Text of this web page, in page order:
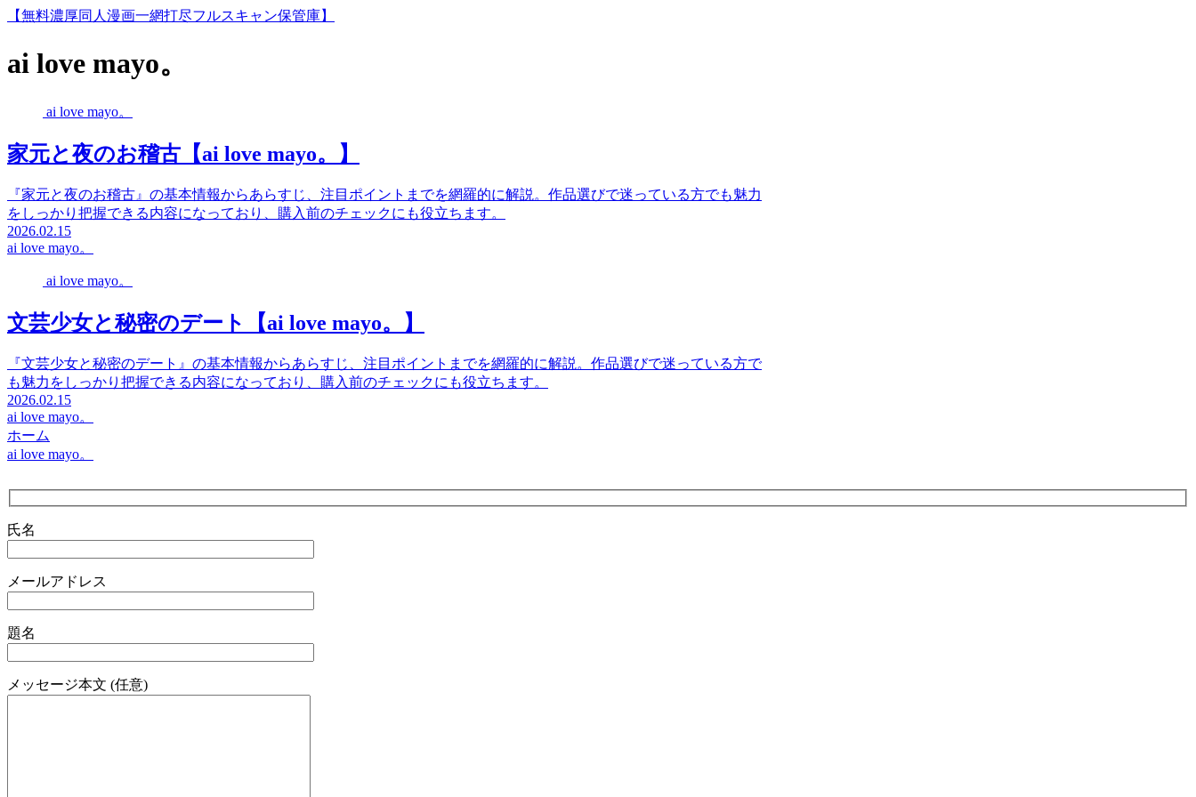
【無料濃厚同人漫画一網打尽フルスキャン保管庫】
ai love mayo。
ai love mayo。
家元と夜のお稽古【ai love mayo。】
『家元と夜のお稽古』の基本情報からあらすじ、注目ポイントまでを網羅的に解説。作品選びで迷っている方でも魅力
をしっかり把握できる内容になっており、購入前のチェックにも役立ちます。
2026.02.15
ai love mayo。
ai love mayo。
文芸少女と秘密のデート【ai love mayo。】
『文芸少女と秘密のデート』の基本情報からあらすじ、注目ポイントまでを網羅的に解説。作品選びで迷っている方で
も魅力をしっかり把握できる内容になっており、購入前のチェックにも役立ちます。
2026.02.15
ai love mayo。
ホーム
ai love mayo。
氏名
メールアドレス
題名
メッセージ本文 (任意)